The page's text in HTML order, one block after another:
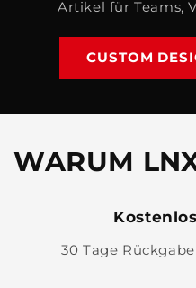
Artikel für Teams,
CUSTOM
WARUM
30 Tage